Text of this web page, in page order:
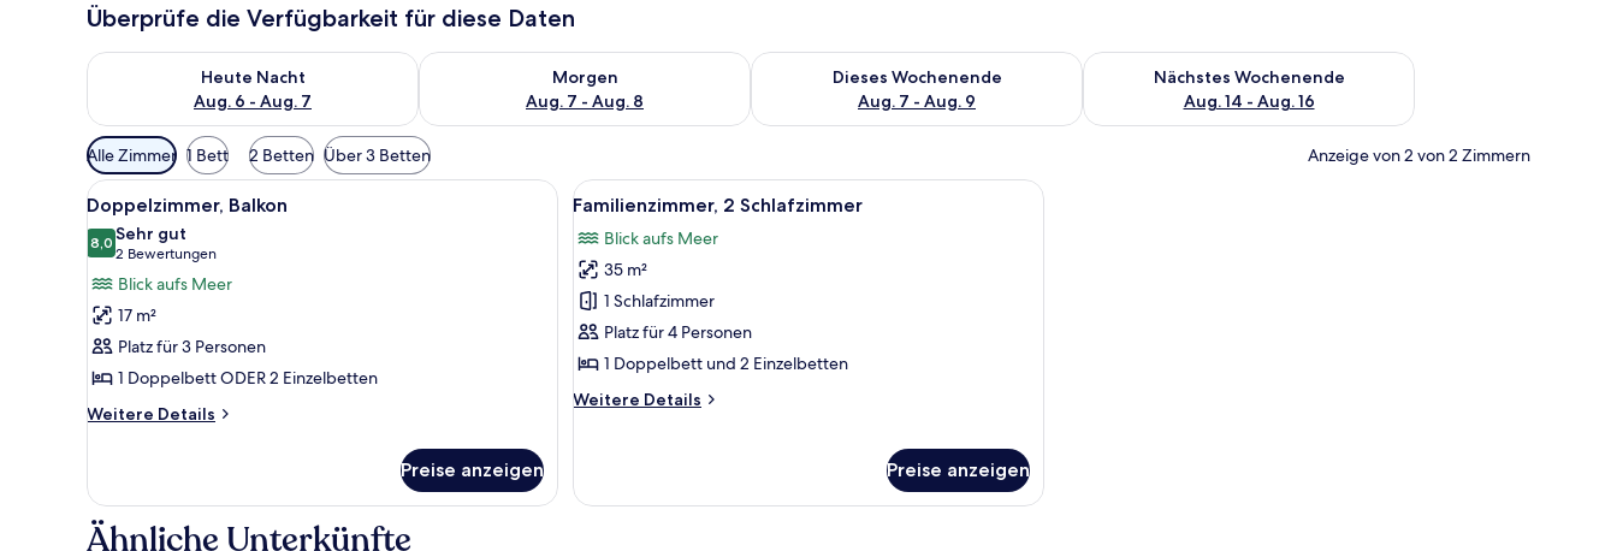
Überprüfe die Verfügbarkeit für diese Daten
Heute Nacht
Aug. 6 - Aug. 7
Überprüfe die Verfügbarkeit für heute Nacht, Aug. 6 - Aug. 7.
Morgen
Aug. 7 - Aug. 8
Überprüfe die Verfügbarkeit für morgen, Aug. 7 - Aug. 8.
Dieses Wochenende
Aug. 7 - Aug. 9
Überprüfe die Verfügbarkeit für dieses Wochenende, Aug. 7 - Aug. 9.
Nächstes Wochenende
Aug. 14 - Aug. 16
Überprüfe die Verfügbarkeit für nächstes Wochenende, Aug.
Verfügbare
Filter
für
Zimmer
Alle Zimmer 1 Bett 2 Betten Über 3 Betten Anzeige von 2 von 2 Zimmern
Alle
Fotos
für
Doppelzimmer,
Balkon
anzeigen
Ein Schlafzimmer mit Bett, Nachttisch und einem Gemälde, das eine Strandansicht zeigt.
10
Doppelzimmer, Balkon
8,08,0 von 10
Sehr gut
2 Bewertungen
(2
Bewertungen)
Blick aufs Meer
17 m²
Platz für 3 Personen
1 Doppelbett ODER 2 Einzelbetten
Weitere Details
Weitere
Balkon
Preise anzeigen
Alle
Fotos
für
Familienzimmer,
2 Schlafzimmer
anzeigen
Ein Hotelzimmer mit Bett, Schreibtisch, Stuhl und Blick auf den Strand.
7
Familienzimmer, 2 Schlafzimmer
Blick aufs Meer
35 m²
1 Schlafzimmer
Platz für 4 Personen
1 Doppelbett und 2 Einzelbetten
Weitere Details
Weitere
Preise anzeigen
Ähnliche Unterkünfte